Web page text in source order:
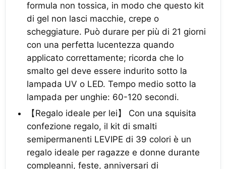
formula non tossica, in modo che questo kit
di gel non lasci macchie, crepe o
scheggiature. Può durare per più di 21 giorni
con una perfetta lucentezza quando
applicato correttamente; ricorda che lo
smalto gel deve essere indurito sotto la
lampada UV o LED. Tempo medio sotto la
lampada per unghie: 60-120 secondi.
【Regalo ideale per lei】 Con una squisita
confezione regalo, il kit di smalti
semipermanenti LEVIPE di 39 colori è un
regalo ideale per ragazze e donne durante
compleanni, feste, anniversari di